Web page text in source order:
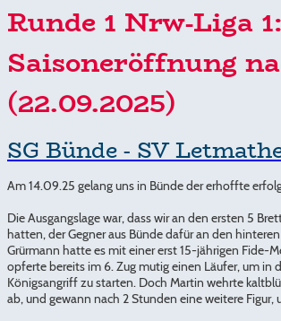
Runde 1 Nrw-Liga 1:
Saisoneröffnung
(22.09.2025)
SG Bünde - SV
Am 14.09.25 gelang uns in Bünde der erhoffte
Die Ausgangslage war, dass wir an den ersten 5
hatten, der Gegner aus Bünde dafür an den
Grürmann hatte es mit einer erst 15-jährigen Fide-
opferte bereits im 6. Zug mutig einen Läufer, um in
Königsangriff zu starten. Doch Martin wehrte
ab, und gewann nach 2 Stunden eine weitere Figur,